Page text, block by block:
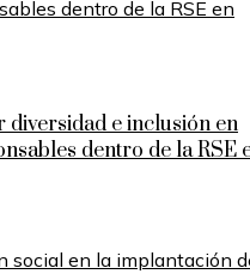
diversidad e inclusión en
dentro de la RSE